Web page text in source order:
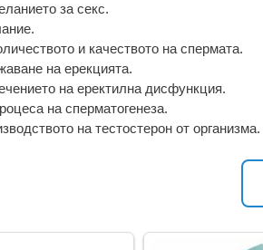
за секс.
и качеството на спермата.
на ерекцията.
на еректилна дисфункция.
на сперматогенеза.
на тестостерон от организма.